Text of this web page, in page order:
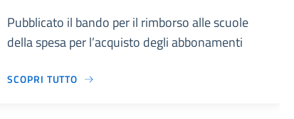
Pubblicato il bando per il rimborso alle scuole
della spesa per l’acquisto degli abbonamenti
SCOPRI TUTTO